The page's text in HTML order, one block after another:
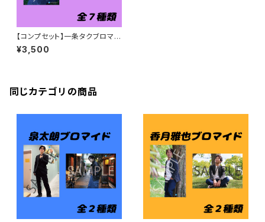
【コンプセット】一条タクブロマイ
ド
¥3,500
同じカテゴリの商品